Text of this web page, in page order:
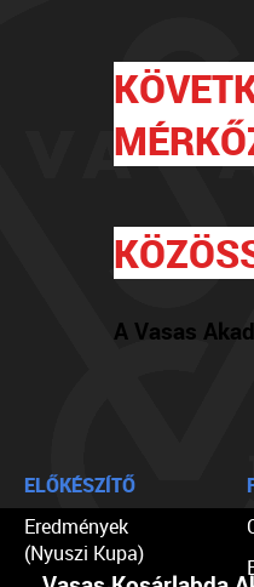
A Vasas
ELŐKÉSZÍTŐ
Eredmények
(Nyuszi Kupa)